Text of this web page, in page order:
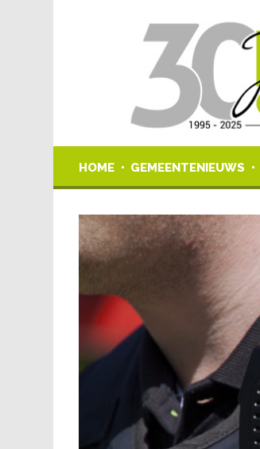
HOME GEMEENTENIEUWS